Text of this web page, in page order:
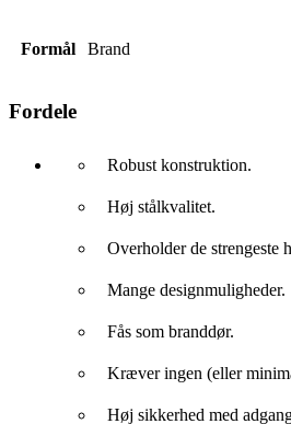
Formål Brand
Fordele
Robust konstruktion.
Høj stålkvalitet.
Overholder de strengeste
Mange designmuligheder.
Fås som branddør.
Kræver ingen (eller
Høj sikkerhed med